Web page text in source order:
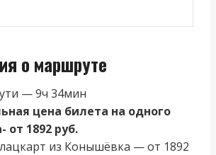
о маршруте
— 9ч 34мин
цена билета на одного
от 1892 руб.
из Конышёвка — от 1892